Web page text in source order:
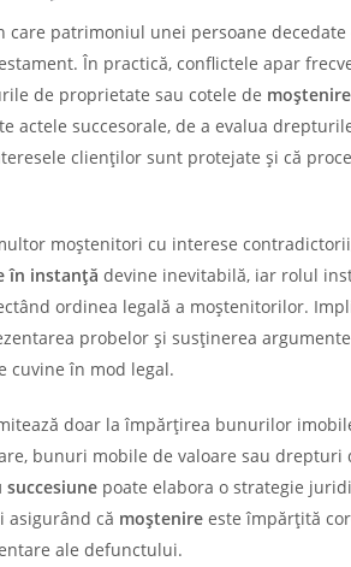
patrimoniul unei persoane
În practică, conflictele apar
de proprietate sau cotele de moștenire
actele succesorale, de a evalua
clienților sunt protejate și că
moștenitori cu interese
în instanță devine inevitabilă, iar rolul
ordinea legală a moștenitorilor.
probelor și susținerea
cuvine în mod legal.
doar la împărțirea bunurilor
bunuri mobile de valoare sau
poate elabora o strategie
asigurând că moștenire este împărțită
ale defunctului.